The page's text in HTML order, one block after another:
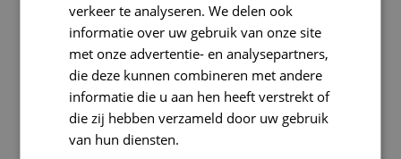
verkeer te analyseren. We delen ook
informatie over uw gebruik van onze site
met onze advertentie- en analysepartners,
die deze kunnen combineren met andere
informatie die u aan hen heeft verstrekt of
die zij hebben verzameld door uw gebruik
van hun diensten.